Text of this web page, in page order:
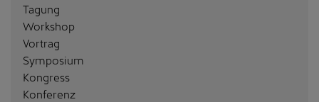
Tagung
Workshop
Vortrag
Symposium
Kongress
Konferenz